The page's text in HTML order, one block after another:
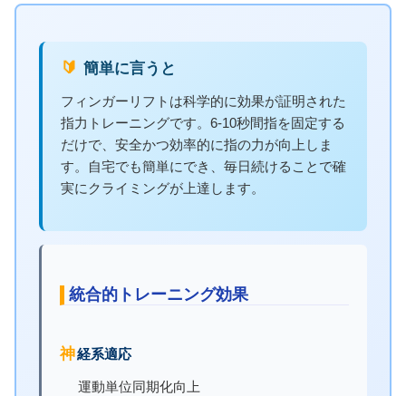
🔰 簡単に言うと
フィンガーリフトは科学的に効果が証明された
指力トレーニングです。6-10秒間指を固定する
だけで、安全かつ効率的に指の力が向上しま
す。自宅でも簡単にでき、毎日続けることで確
実にクライミングが上達します。
統合的トレーニング効果
神経系適応
運動単位同期化向上